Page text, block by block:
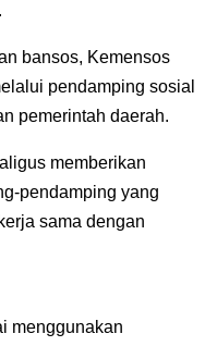
bansos, Kemensos
pendamping sosial
pemerintah daerah.
memberikan
pendamping yang
sama dengan
menggunakan